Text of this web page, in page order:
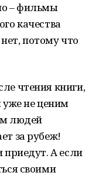
– фильмы
качества
потому что
чтения книги,
уже не ценим
людей
за рубеж!
приедут. А если
своими